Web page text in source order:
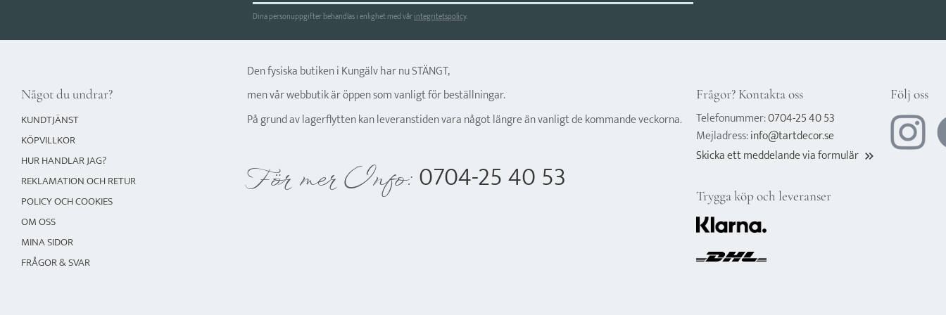
Dina personuppgifter behandlas i enlighet med vårintegritetspolicy.
Något du undrar?
KUNDTJÄNST
KÖPVILLKOR
HUR HANDLAR JAG?
REKLAMATION OCH RETUR
POLICY OCH COOKIES
OM OSS
MINA SIDOR
FRÅGOR & SVAR
Den fysiska butiken i Kungälv har nu STÄNGT,
men vår webbutik är öppen som vanligt för beställningar.
På grund av lagerflytten kan leveranstiden vara något längre än vanligt de kommande veckorna.
För mer Info: 0704-25 40 53
Frågor? Kontakta oss
Telefonummer:0704-25 40 53
Mejladress:info@tartdecor.se
Skicka ett meddelande via formulär keyboard_double_arrow_right
Trygga köp och leveranser
Följ oss